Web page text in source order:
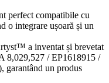
perfect compatibile cu
integrare ușoară și un
a inventat și brevetat
8,029,527 / EP1618915 /
garantând un produs